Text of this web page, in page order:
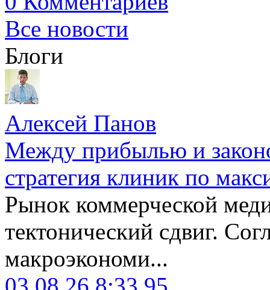
Все новости
Блоги
Алексей Панов
Между прибылью и
стратегия клиник по
Рынок коммерческой
тектонический сдвиг.
макроэкономи...